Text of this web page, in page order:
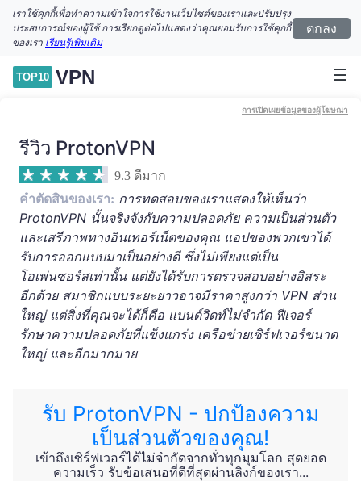
เราใช้คุกกี้เพื่อทำความเข้าใจการใช้งานเว็บไซต์ของเราและปรับปรุง
ประสบการณ์ของผู้ใช้ การเรียกดูต่อไปแสดงว่าคุณยอมรับการใช้คุกกี้
ของเรา เรียนรู้เพิ่มเติม
ตกลง
TOP10 VPN ☰
การเปิดเผยข้อมูลของผู้โฆษณา
รีวิว ProtonVPN
9.3 ดีมาก
คำตัดสินของเรา: การทดสอบของเราแสดงให้เห็นว่า
ProtonVPN นั้นจริงจังกับความปลอดภัย ความเป็นส่วนตัว
และเสรีภาพทางอินเทอร์เน็ตของคุณ แอปของพวกเขาได้
รับการออกแบบมาเป็นอย่างดี ซึ่งไม่เพียงแต่เป็น
โอเพ่นซอร์สเท่านั้น แต่ยังได้รับการตรวจสอบอย่างอิสระ
อีกด้วย สมาชิกแบบระยะยาวอาจมีราคาสูงกว่า VPN ส่วน
ใหญ่ แต่สิ่งที่คุณจะได้ก็คือ แบนด์วิดท์ไม่จำกัด ฟีเจอร์
รักษาความปลอดภัยที่แข็งแกร่ง เครือข่ายเซิร์ฟเวอร์ขนาด
ใหญ่ และอีกมากมาย
รับ ProtonVPN - ปกป้องความ
เป็นส่วนตัวของคุณ!
เข้าถึงเซิร์ฟเวอร์ได้ไม่จำกัดจากทั่วทุกมุมโลก สุดยอด
ความเร็ว รับข้อเสนอที่ดีที่สุดผ่านลิงก์ของเรา...